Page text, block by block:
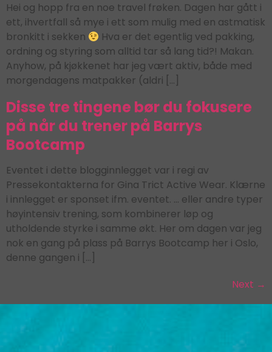
Hei og hopp fra en noe travel frøken. Dagen har gått i
ett, ihvertfall så mye i ett som mulig med en astmatisk
bronkitt i sekken
Hva er det egentlig ved pakking,
ordning og styring som alltid tar så lang tid?! Makan.
Anyhow, på kjøkkenet har jeg vært aktiv, både med
morgendagens matpakker (aldri […]
Disse tre tingene bør du fokusere
på når du trener på Barrys
Bootcamp
Eventet i dette blogginnlegget var i regi av
Pressekontakterna for Gina Trict Active Wear. Klærne
i innlegget er sponset ifm. eventet. … eller andre typer
høyintensiv trening, som kombinerer løp og
utholdende styrke i samme økt. Her om dagen var jeg
nok en gang på plass på Barrys Bootcamp her i Oslo,
denne gangen i […]
Next →